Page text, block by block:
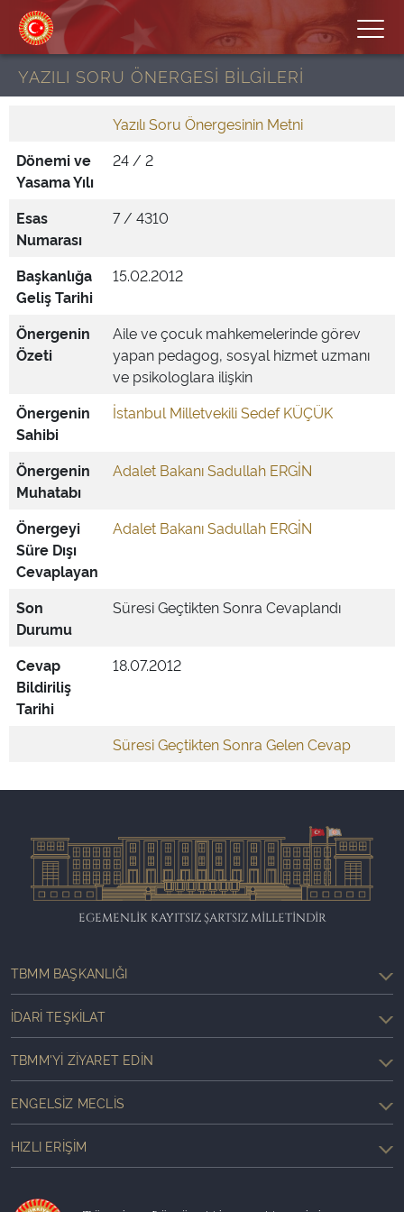
YAZILI SORU ÖNERGESİ BİLGİLERİ
Yazılı Soru Önergesinin Metni
Dönemi ve
Yasama Yılı
24 / 2
Esas
Numarası
7 / 4310
Başkanlığa
Geliş Tarihi
15.02.2012
Önergenin
Özeti
Aile ve çocuk mahkemelerinde görev
yapan pedagog, sosyal hizmet uzmanı
ve psikologlara ilişkin
Önergenin
Sahibi
İstanbul Milletvekili Sedef KÜÇÜK
Önergenin
Muhatabı
Adalet Bakanı Sadullah ERGİN
Önergeyi
Süre Dışı
Cevaplayan
Adalet Bakanı Sadullah ERGİN
Son
Durumu
Süresi Geçtikten Sonra Cevaplandı
Cevap
Bildiriliş
Tarihi
18.07.2012
Süresi Geçtikten Sonra Gelen Cevap
EGEMENLİK KAYITSIZ ŞARTSIZ MİLLETİNDİR
TBMM BAŞKANLIĞI
İDARI TEŞKILAT
TBMM'YI ZIYARET EDIN
ENGELSIZ MECLIS
HIZLI ERIŞIM